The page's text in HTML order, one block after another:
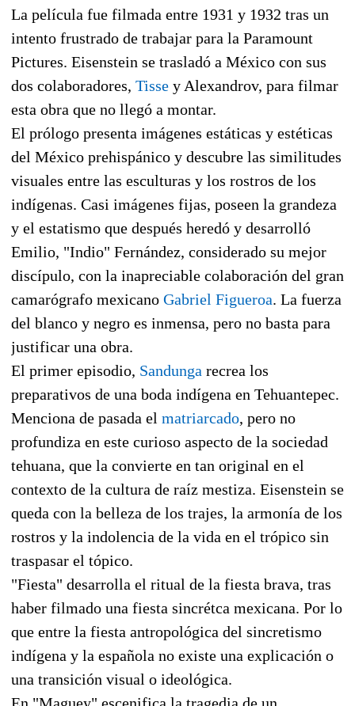
La película fue filmada entre 1931 y 1932 tras un
intento frustrado de trabajar para la Paramount
Pictures. Eisenstein se trasladó a México con sus
dos colaboradores, Tisse y Alexandrov, para filmar
esta obra que no llegó a montar.
El prólogo presenta imágenes estáticas y estéticas
del México prehispánico y descubre las similitudes
visuales entre las esculturas y los rostros de los
indígenas. Casi imágenes fijas, poseen la grandeza
y el estatismo que después heredó y desarrolló
Emilio, "Indio" Fernández, considerado su mejor
discípulo, con la inapreciable colaboración del gran
camarógrafo mexicano Gabriel Figueroa. La fuerza
del blanco y negro es inmensa, pero no basta para
justificar una obra.
El primer episodio, Sandunga recrea los
preparativos de una boda indígena en Tehuantepec.
Menciona de pasada el matriarcado, pero no
profundiza en este curioso aspecto de la sociedad
tehuana, que la convierte en tan original en el
contexto de la cultura de raíz mestiza. Eisenstein se
queda con la belleza de los trajes, la armonía de los
rostros y la indolencia de la vida en el trópico sin
traspasar el tópico.
"Fiesta" desarrolla el ritual de la fiesta brava, tras
haber filmado una fiesta sincrétca mexicana. Por lo
que entre la fiesta antropológica del sincretismo
indígena y la española no existe una explicación o
una transición visual o ideológica.